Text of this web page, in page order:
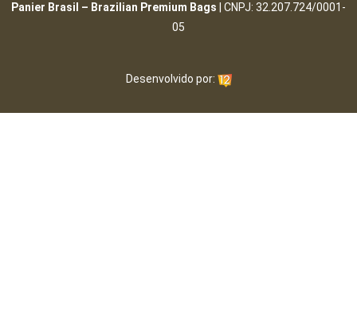
Panier Brasil – Brazilian Premium Bags | CNPJ: 32.207.724/0001-
05
Desenvolvido por: